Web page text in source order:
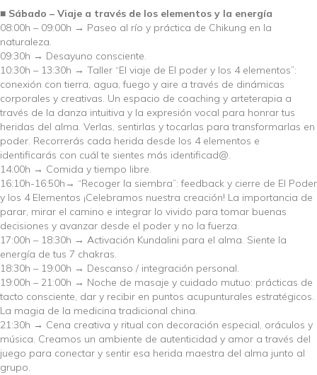
■ Sábado – Viaje a través de los elementos y la energía
08:00h – 09:00h → Paseo al río y práctica de Chikung en la
naturaleza.
09:30h → Desayuno consciente.
10:30h – 13:30h → Taller “El viaje de El poder y los 4 elementos”:
conexión con tierra, agua, fuego y aire a través de dinámicas
corporales y creativas. Un espacio de coaching y arteterapia a
través de la danza intuitiva y la expresión vocal para honrar tus
heridas del alma. Verlas, sentirlas y tocarlas para transformarlas en
poder. Recorrerás cada herida desde los 4 elementos e
identificarás con cuál te sientes más identificad@.
14:00h → Comida y tiempo libre.
16:10h-16:50h→ “Recoger la siembra”: feedback y cierre de El Poder
y los 4 Elementos ¡Celebramos nuestra creación! La importancia de
parar, mirar el camino e integrar lo vivido para tomar buenas
decisiones y avanzar desde el poder y no la fuerza.
17:00h – 18:30h → Activación Kundalini para el alma. Siente la
energía de tus 7 chakras.
18:30h – 19:00h → Descanso / integración personal.
19:00h – 21:00h → Noche de masaje y cuidado mutuo: prácticas de
tacto consciente, dar y recibir en puntos acupunturales estratégicos.
La magia de la medicina tradicional china.
21:30h → Cena creativa y ritual con decoración especial, oráculos y
música. Creamos un ambiente de autenticidad y amor a través del
juego para conectar y sentir esa herida maestra del alma junto al
grupo.